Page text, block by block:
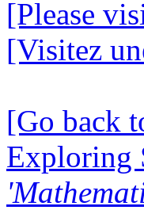
[Please
[Visitez
[Go back
Exploring